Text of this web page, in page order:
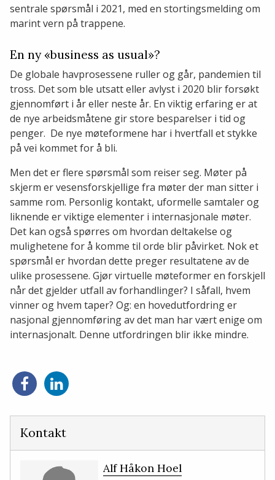
sentrale spørsmål i 2021, med en stortingsmelding om
marint vern på trappene.
En ny «business as usual»?
De globale havprosessene ruller og går, pandemien til
tross. Det som ble utsatt eller avlyst i 2020 blir forsøkt
gjennomført i år eller neste år. En viktig erfaring er at
de nye arbeidsmåtene gir store besparelser i tid og
penger. De nye møteformene har i hvertfall et stykke
på vei kommet for å bli.
Men det er flere spørsmål som reiser seg. Møter på
skjerm er vesensforskjellige fra møter der man sitter i
samme rom. Personlig kontakt, uformelle samtaler og
liknende er viktige elementer i internasjonale møter.
Det kan også spørres om hvordan deltakelse og
mulighetene for å komme til orde blir påvirket. Nok et
spørsmål er hvordan dette preger resultatene av de
ulike prosessene. Gjør virtuelle møteformer en forskjell
når det gjelder utfall av forhandlinger? I såfall, hvem
vinner og hvem taper? Og: en hovedutfordring er
nasjonal gjennomføring av det man har vært enige om
internasjonalt. Denne utfordringen blir ikke mindre.
Del
på
Del
på
Kontakt
Alf Håkon Hoel